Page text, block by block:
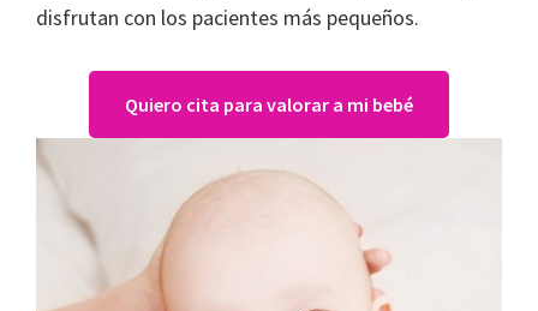
disfrutan con los pacientes más pequeños.
Quiero cita para valorar a mi bebé